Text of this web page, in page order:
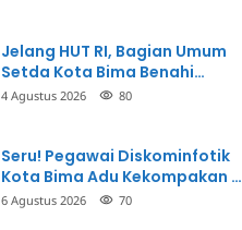
Jelang HUT RI, Bagian Umum
Setda Kota Bima Benahi
Kantor Pemkot
4 Agustus 2026 80
Seru! Pegawai Diskominfotik
Kota Bima Adu Kekompakan di
Lomba HUT RI
6 Agustus 2026 70